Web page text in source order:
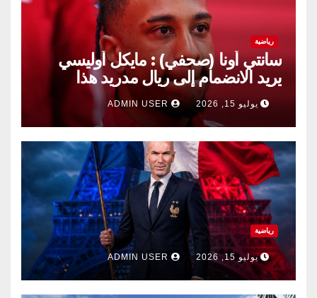
رياضية
سانتي أونا (صحفي) : مايكل أوليسي
يريد الانضمام إلى ريال مدريد هذا
الصيف.
يوليو 15, 2026 ADMIN USER
رياضية
يوليو 15, 2026